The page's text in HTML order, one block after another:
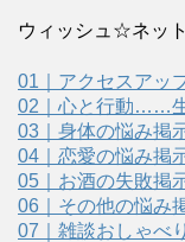
ウィッシュ☆ネッ
01｜アクセスアッ
02｜心と行動……
03｜身体の悩み掲
04｜恋愛の悩み掲
05｜お酒の失敗掲
06｜その他の悩み
07｜雑談おしゃべ